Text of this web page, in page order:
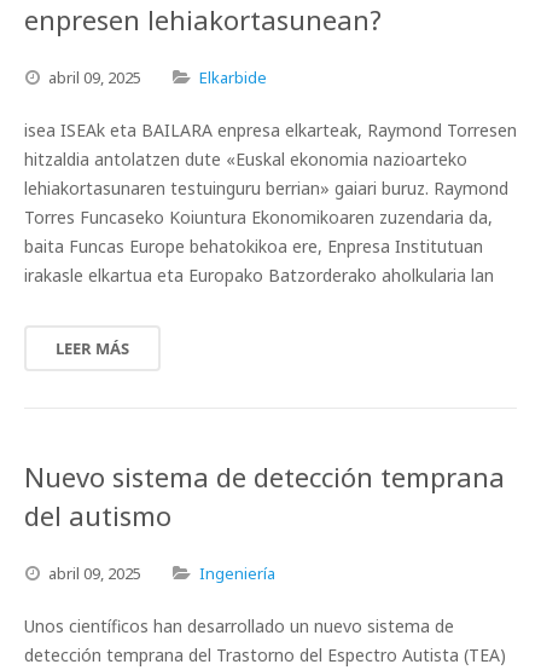
enpresen lehiakortasunean?
abril 09, 2025 Elkarbide
isea ISEAk eta BAILARA enpresa elkarteak, Raymond Torresen
hitzaldia antolatzen dute «Euskal ekonomia nazioarteko
lehiakortasunaren testuinguru berrian» gaiari buruz. Raymond
Torres Funcaseko Koiuntura Ekonomikoaren zuzendaria da,
baita Funcas Europe behatokikoa ere, Enpresa Institutuan
irakasle elkartua eta Europako Batzorderako aholkularia lan
LEER MÁS
Nuevo sistema de detección temprana
del autismo
abril 09, 2025 Ingeniería
Unos científicos han desarrollado un nuevo sistema de
detección temprana del Trastorno del Espectro Autista (TEA)